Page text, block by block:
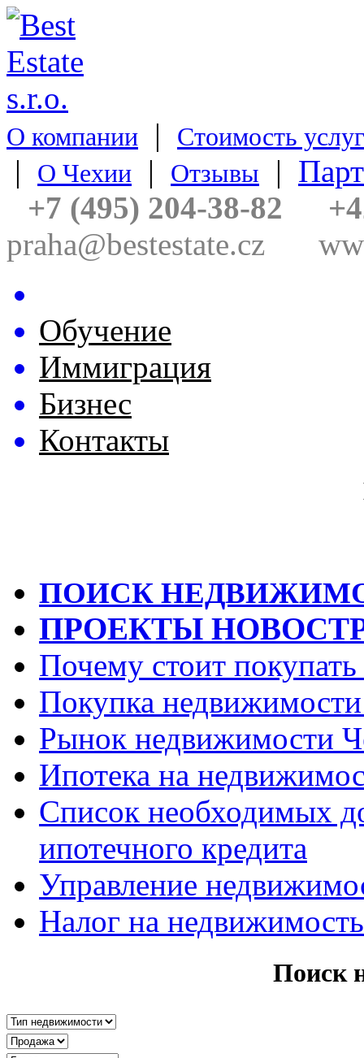
О компании | Стоимость услуг
| О Чехии | Отзывы |
+7 (495) 204-38-82
praha@bestestate.cz
Обучение
Иммиграция
Бизнес
Контакты
ПОИСК
ПРОЕКТЫ
Почему стоит
Покупка
Рынок недвижимости
Ипотека на
Список необходимых
ипотечного кредита
Управление
Налог на
Поиск